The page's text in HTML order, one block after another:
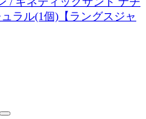
ラル(1個)【ラングスジャ